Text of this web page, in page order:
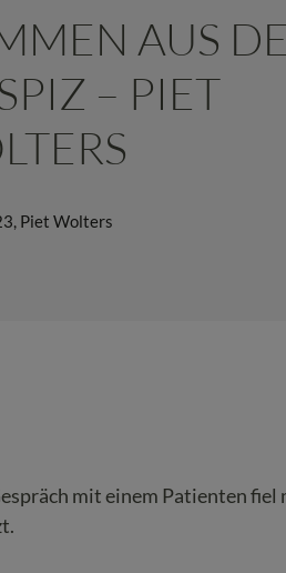
AUS
– PIET
, Piet Wolters
mit einem Patienten